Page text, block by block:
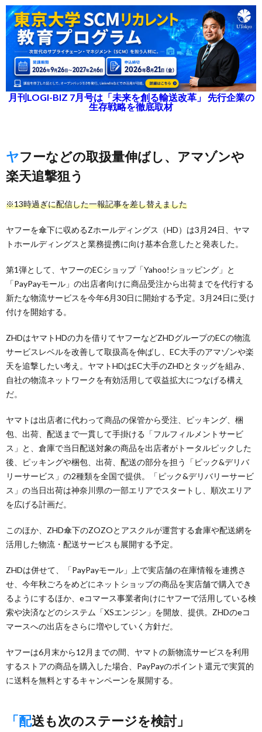
月刊LOGI-BIZ 7月号は「未来を創る輸送改革」 先行企業の
生存戦略を徹底取材
ヤフーなどの取扱量伸ばし、アマゾンや
楽天追撃狙う
※13時過ぎに配信した一報記事を差し替えました
ヤフーを傘下に収めるZホールディングス（HD）は3月24日、ヤマ
トホールディングスと業務提携に向け基本合意したと発表した。
第1弾として、ヤフーのECショップ「Yahoo!ショッピング」と
「PayPayモール」の出店者向けに商品受注から出荷までを代行する
新たな物流サービスを今年6月30日に開始する予定。3月24日に受け
付けを開始する。
ZHDはヤマトHDの力を借りてヤフーなどZHDグループのECの物流
サービスレベルを改善して取扱高を伸ばし、EC大手のアマゾンや楽
天を追撃したい考え。ヤマトHDはEC大手のZHDとタッグを組み、
自社の物流ネットワークを有効活用して収益拡大につなげる構え
だ。
ヤマトは出店者に代わって商品の保管から受注、ピッキング、梱
包、出荷、配送まで一貫して手掛ける「フルフィルメントサービ
ス」と、倉庫で当日配送対象の商品を出店者がトータルピックした
後、ピッキングや梱包、出荷、配送の部分を担う「ピック&デリバ
リーサービス」の2種類を全国で提供。「ピック&デリバリーサービ
ス」の当日出荷は神奈川県の一部エリアでスタートし、順次エリア
を広げる計画だ。
このほか、ZHD傘下のZOZOとアスクルが運営する倉庫や配送網を
活用した物流・配送サービスも展開する予定。
ZHDは併せて、「PayPayモール」上で実店舗の在庫情報を連携さ
せ、今年秋ごろをめどにネットショップの商品を実店舗で購入でき
るようにするほか、eコマース事業者向けにヤフーで活用している検
索や決済などのシステム「XSエンジン」を開放、提供。ZHDのeコ
マースへの出店をさらに増やしていく方針だ。
ヤフーは6月末から12月までの間、ヤマトの新物流サービスを利用
するストアの商品を購入した場合、PayPayのポイント還元で実質的
に送料を無料とするキャンペーンを展開する。
「配送も次のステージを検討」